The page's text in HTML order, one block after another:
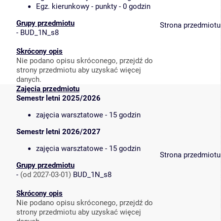
Egz. kierunkowy - punkty - 0 godzin
Grupy przedmiotu
- BUD_1N_s8
Skrócony opis
Nie podano opisu skróconego, przejdź do
strony przedmiotu aby uzyskać więcej
danych.
Strona przedmiotu
Zajęcia przedmiotu
Semestr letni 2025/2026
zajęcia warsztatowe - 15 godzin
Semestr letni 2026/2027
zajęcia warsztatowe - 15 godzin
Grupy przedmiotu
- (od 2027-03-01) BUD_1N_s8
Skrócony opis
Nie podano opisu skróconego, przejdź do
strony przedmiotu aby uzyskać więcej
Strona przedmiotu